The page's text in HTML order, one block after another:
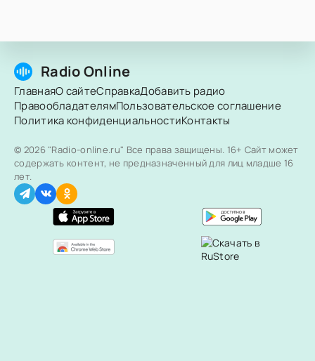
Radio Online
ГлавнаяО сайтеСправкаДобавить радио
ПравообладателямПользовательское соглашение
Политика конфиденциальностиКонтакты
© 2026 "Radio-online.ru" Все права защищены. 16+ Сайт может
содержать контент, не предназначенный для лиц младше 16
лет.